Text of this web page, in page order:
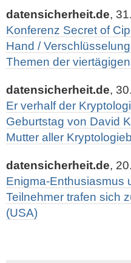
datensicherheit.de,
Konferenz Secret of
Hand /
Themen der
datensicherheit.de,
Er verhalf der
Geburtstag von David
Mutter aller
datensicherheit.de,
Enigma-Enthusiasmus
Teilnehmer trafen sich
(USA)